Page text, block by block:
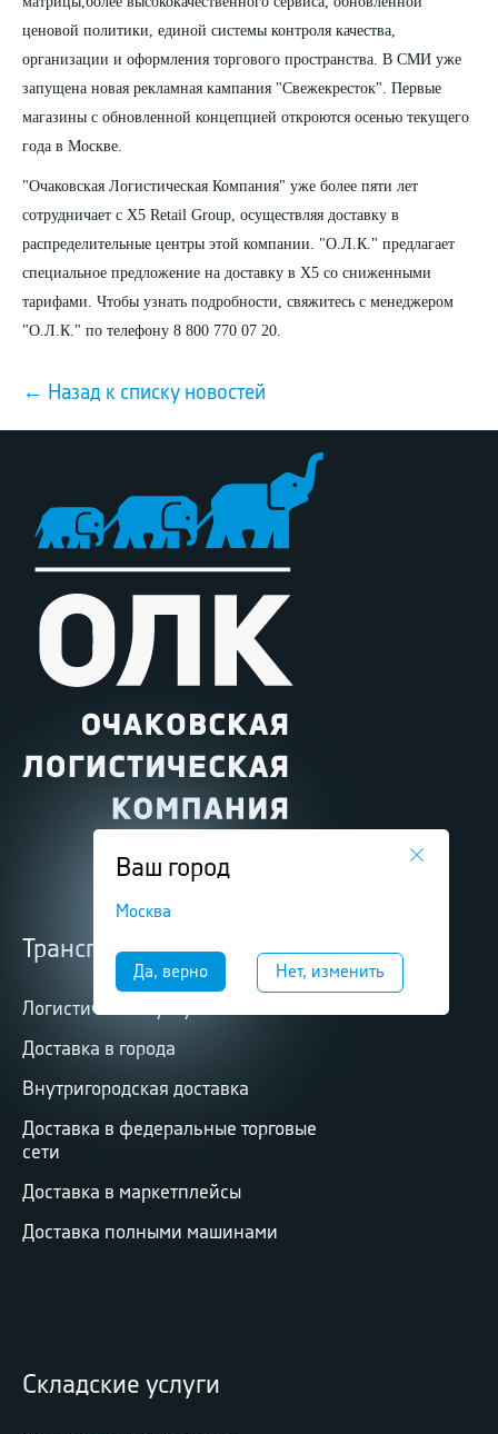
ценовой политики, единой системы контроля качества,
организации и оформления торгового пространства. В СМИ уже
запущена новая рекламная кампания "Свежекресток". Первые
магазины с обновленной концепцией откроются осенью текущего
года в Москве.
"Очаковская Логистическая Компания" уже более пяти лет
сотрудничает с X5 Retail Group, осуществляя доставку в
распределительные центры этой компании. "О.Л.К." предлагает
специальное предложение на доставку в X5 со сниженными
тарифами. Чтобы узнать подробности, свяжитесь с менеджером
"О.Л.К." по телефону 8 800 770 07 20.
← Назад к списку новостей
Транспортные услуги
Логистические услуги
Доставка в города
Внутригородская доставка
Доставка в федеральные торговые
сети
Доставка в маркетплейсы
Доставка полными машинами
Складские услуги
Ваш город
Москва